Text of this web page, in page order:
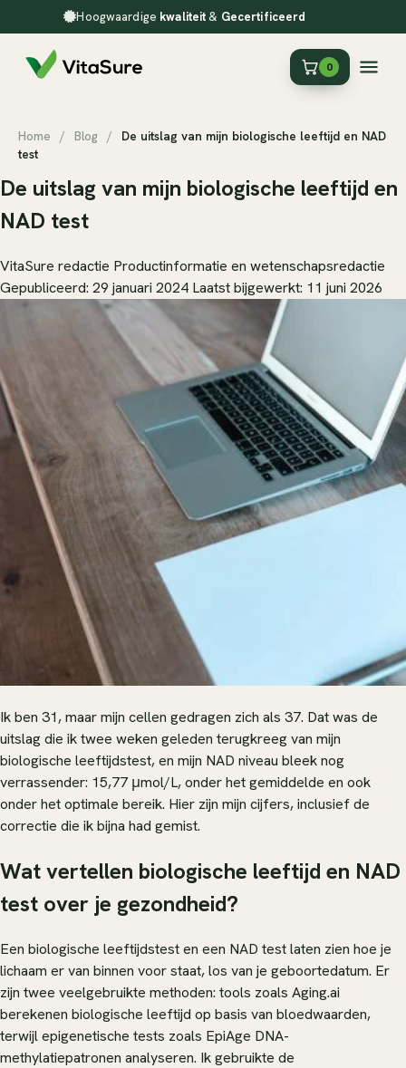
Hoogwaardige kwaliteit& Gecertificeerd
0
Home / Blog /
De uitslag van mijn biologische leeftijd en NAD
test
De uitslag van mijn biologische leeftijd en
NAD test
VitaSure redactie Productinformatie en wetenschapsredactie
Gepubliceerd: 29 januari 2024 Laatst bijgewerkt: 11 juni 2026
Ik ben 31, maar mijn cellen gedragen zich als 37. Dat was de
uitslag die ik twee weken geleden terugkreeg van mijn
biologische leeftijdstest, en mijn NAD niveau bleek nog
verrassender: 15,77 μmol/L, onder het gemiddelde en ook
onder het optimale bereik. Hier zijn mijn cijfers, inclusief de
correctie die ik bijna had gemist.
Wat vertellen biologische leeftijd en NAD
test over je gezondheid?
Een biologische leeftijdstest en een NAD test laten zien hoe je
lichaam er van binnen voor staat, los van je geboortedatum. Er
zijn twee veelgebruikte methoden: tools zoals Aging.ai
berekenen biologische leeftijd op basis van bloedwaarden,
terwijl epigenetische tests zoals EpiAge DNA-
methylatiepatronen analyseren. Ik gebruikte de